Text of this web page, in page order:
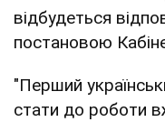
відбудеться
постановою
"Перший
стати до роботи